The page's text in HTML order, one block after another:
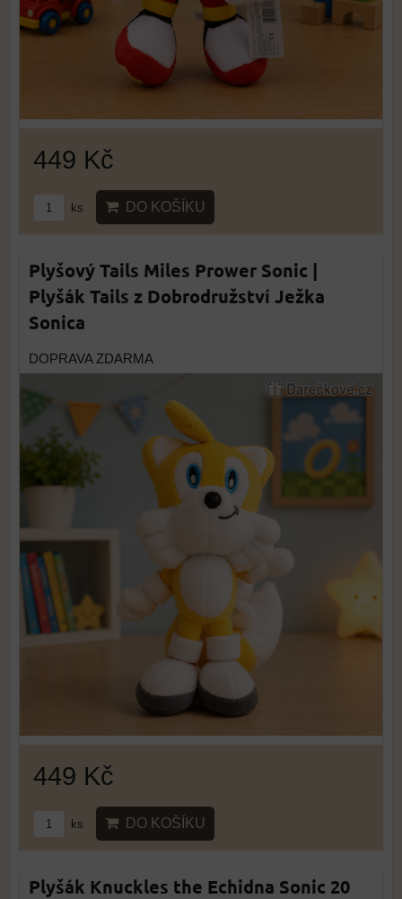
449 Kč
ks DO KOŠÍKU
Plyšový Tails Miles Prower Sonic |
Plyšák Tails z Dobrodružství Ježka
Sonica
DOPRAVA ZDARMA
449 Kč
ks DO KOŠÍKU
Plyšák Knuckles the Echidna Sonic 20